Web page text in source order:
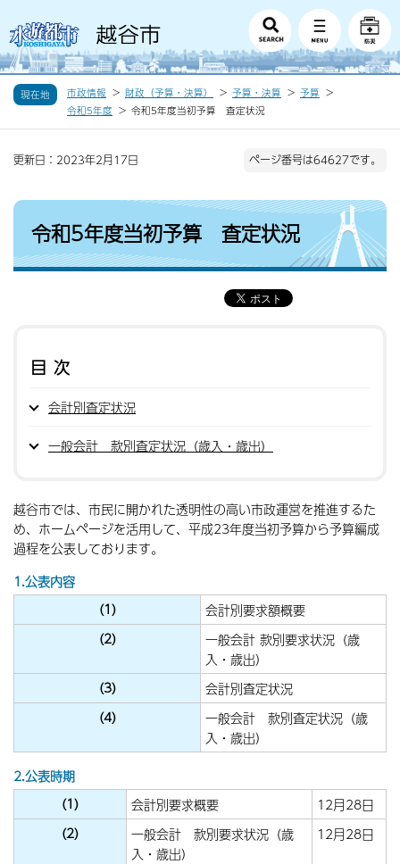
現在地 市政情報 財政（予算・決算） 予算・決算
予算
令和5年度
令和5年度当初予算 査定状況
更新日：2023年2月17日 ページ番号は64627です。
令和5年度当初予算 査定状況
目次
会計別査定状況
一般会計 款別査定状況（歳入・歳出）
越谷市では、市民に開かれた透明性の高い市政運営を推進するた
め、ホームページを活用して、平成23年度当初予算から予算編成
過程を公表しております。
1.公表内容
(1)
会計別要求額概要
(2)
一般会計 款別要求状況（歳
入・歳出）
(3)
会計別査定状況
(4)
一般会計 款別査定状況（歳
入・歳出）
2.公表時期
(1)
会計別要求概要
12月28日
(2)
一般会計 款別要求状況（歳
入・歳出）
12月28日